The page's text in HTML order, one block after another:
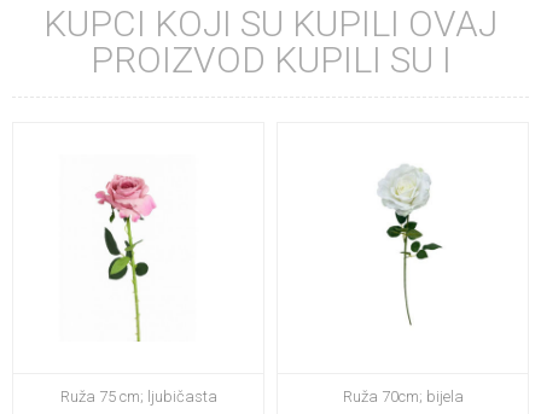
KUPCI KOJI SU KUPILI OVAJ
PROIZVOD KUPILI SU I
Ruža 75 cm; ljubičasta Ruža 70cm; bijela